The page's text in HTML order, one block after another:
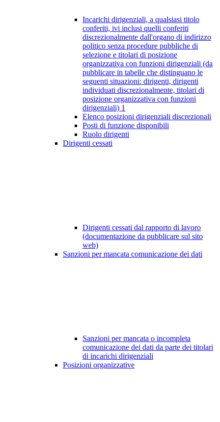
Incarichi dirigenziali, a qualsiasi titolo
conferiti, ivi inclusi quelli conferiti
discrezionalmente dall'organo di indirizzo
politico senza procedure pubbliche di
selezione e titolari di posizione
organizzativa con funzioni dirigenziali (da
pubblicare in tabelle che distinguano le
seguenti situazioni: dirigenti, dirigenti
individuati discrezionalmente, titolari di
posizione organizzativa con funzioni
dirigenziali) 1
Elenco posizioni dirigenziali discrezionali
Posti di funzione disponibili
Ruolo dirigenti
Dirigenti cessati
Dirigenti cessati dal rapporto di lavoro
(documentazione da pubblicare sul sito
web)
Sanzioni per mancata comunicazione dei dati
Sanzioni per mancata o incompleta
comunicazione dei dati da parte dei titolari
di incarichi dirigenziali
Posizioni organizzative